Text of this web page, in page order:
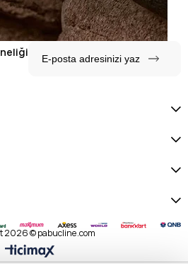
2026 © pabucline.com